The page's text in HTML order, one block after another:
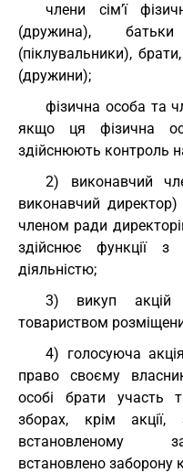
члени сім’ї
(дружина), батьки
(піклувальники),
(дружини);
фізична особа та
якщо ця фізична
здійснюють контроль
2) виконавчий
виконавчий
членом ради
здійснює функції з
діяльністю;
3) викуп акцій
товариством
4) голосуюча
право своєму
особі брати участь
зборах, крім
встановленому
встановлено заборону